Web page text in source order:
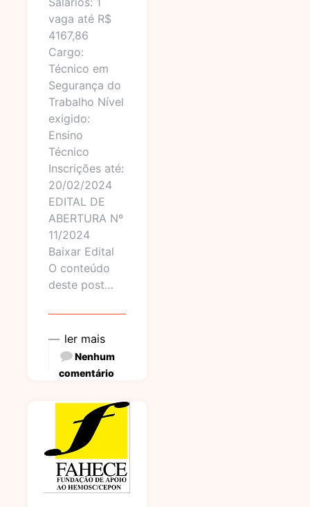
vaga até R$
4167,86
Cargo:
Técnico em
Segurança do
Trabalho Nível
exigido:
Ensino
Técnico
Inscrições até:
20/02/2024
EDITAL DE
ABERTURA Nº
11/2024
Baixar Edital
O conteúdo
deste post…
ler mais
Nenhum
comentário